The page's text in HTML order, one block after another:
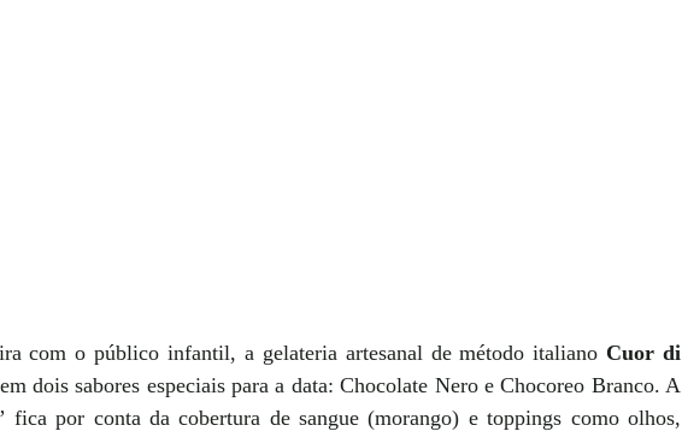
com o público infantil, a gelateria artesanal de método italiano Cuor di
dois sabores especiais para a data: Chocolate Nero e Chocoreo Branco. A
fica por conta da cobertura de sangue (morango) e toppings como olhos,